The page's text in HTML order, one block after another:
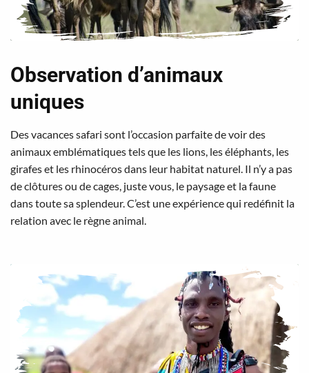
Observation d’animaux
uniques
Des vacances safari sont l’occasion parfaite de voir des
animaux emblématiques tels que les lions, les éléphants, les
girafes et les rhinocéros dans leur habitat naturel. Il n’y a pas
de clôtures ou de cages, juste vous, le paysage et la faune
dans toute sa splendeur. C’est une expérience qui redéfinit la
relation avec le règne animal.